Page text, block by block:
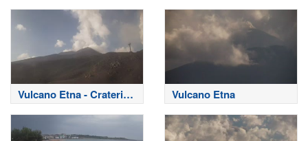
Vulcano Etna - Crateri
Sommitali
Vulcano Etna